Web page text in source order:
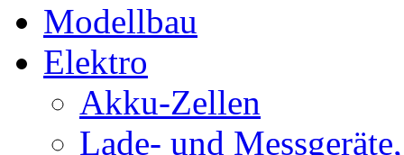
Modellbau
Elektro
Akku-Zellen
Lade- und